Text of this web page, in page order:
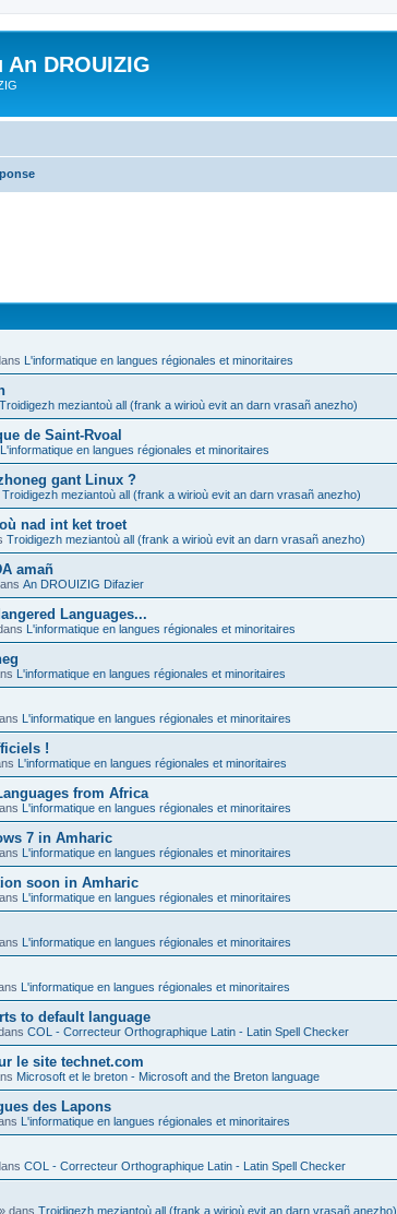
DROUIZIG
L'informatique en langues régionales et minoritaires
Troidigezh meziantoù all (frank a wirioù evit an darn vrasañ anezho)
de Saint-Rvoal
L'informatique en langues régionales et minoritaires
gant Linux ?
Troidigezh meziantoù all (frank a wirioù evit an darn vrasañ anezho)
nad int ket troet
Troidigezh meziantoù all (frank a wirioù evit an darn vrasañ anezho)
amañ
An DROUIZIG Difazier
Languages...
L'informatique en langues régionales et minoritaires
L'informatique en langues régionales et minoritaires
L'informatique en langues régionales et minoritaires
!
L'informatique en langues régionales et minoritaires
from Africa
L'informatique en langues régionales et minoritaires
7 in Amharic
L'informatique en langues régionales et minoritaires
soon in Amharic
L'informatique en langues régionales et minoritaires
L'informatique en langues régionales et minoritaires
L'informatique en langues régionales et minoritaires
to default language
COL - Correcteur Orthographique Latin - Latin Spell Checker
le site technet.com
Microsoft et le breton - Microsoft and the Breton language
des Lapons
L'informatique en langues régionales et minoritaires
COL - Correcteur Orthographique Latin - Latin Spell Checker
» dans Troidigezh meziantoù all (frank a wirioù evit an darn vrasañ anezho)